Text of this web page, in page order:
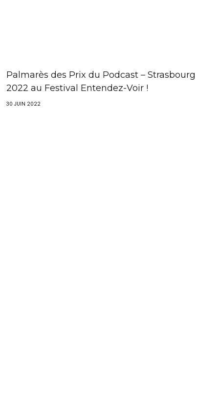
Palmarès des Prix du Podcast – Strasbourg
2022 au Festival Entendez-Voir !
30 JUIN 2022